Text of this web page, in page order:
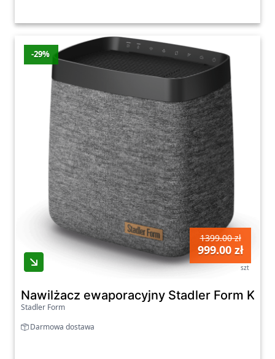
-29%
1399.00 zł
999.00 zł
szt
Nawilżacz ewaporacyjny Stadler Form Karl
Stadler Form
Darmowa dostawa